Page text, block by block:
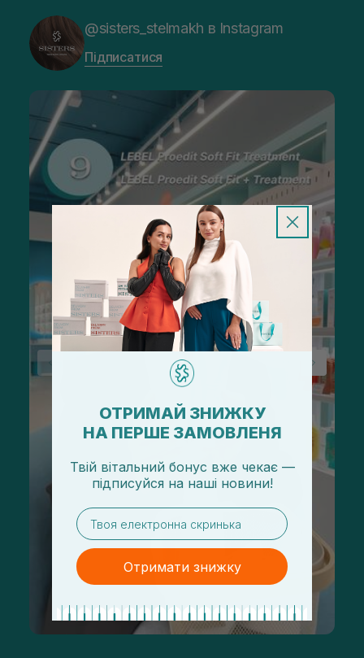
@sisters_stelmakh в Instagram
Підписатися
ОТРИМАЙ ЗНИЖКУ
НА ПЕРШЕ ЗАМОВЛЕНЯ
Твій вітальний бонус вже чекає —
підписуйся на наші новини!
email
Отримати знижку